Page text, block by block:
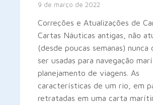
9 de março de 2022
Correções e Atualizações de
Cartas Náuticas antigas, não
(desde poucas semanas) nunca
ser usadas para navegação
planejamento de viagens. As
características de um rio, em
retratadas em uma carta